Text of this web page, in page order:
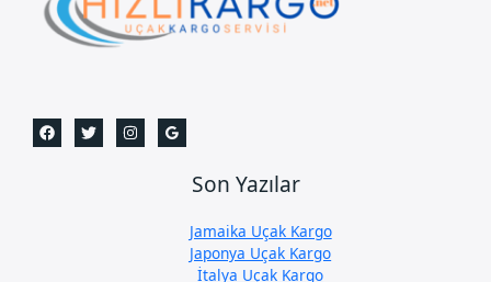
Son Yazılar
Jamaika Uçak Kargo
Japonya Uçak Kargo
İtalya Uçak Kargo